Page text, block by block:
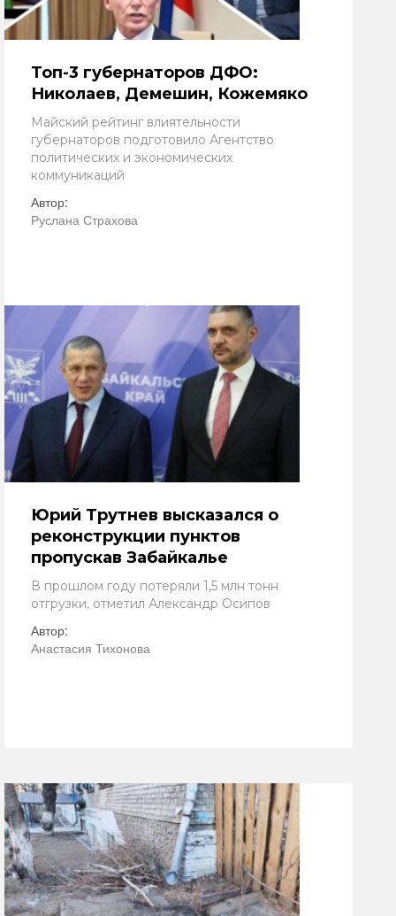
Топ-3 губернаторов ДФО:
Николаев, Демешин, Кожемяко
Майский рейтинг влиятельности
губернаторов подготовило Агентство
политических и экономических
коммуникаций
Автор:
Руслана Страхова
Юрий Трутнев высказался о
реконструкции пунктов
пропускав Забайкалье
В прошлом году потеряли 1,5 млн тонн
отгрузки, отметил Александр Осипов
Автор:
Анастасия Тихонова